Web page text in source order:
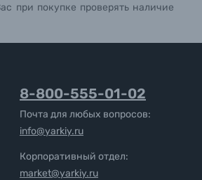
при покупке проверять наличие
8-800-555-01-02
Почта для любых вопросов:
info@yarkiy.ru
Корпоративный отдел:
market@yarkiy.ru